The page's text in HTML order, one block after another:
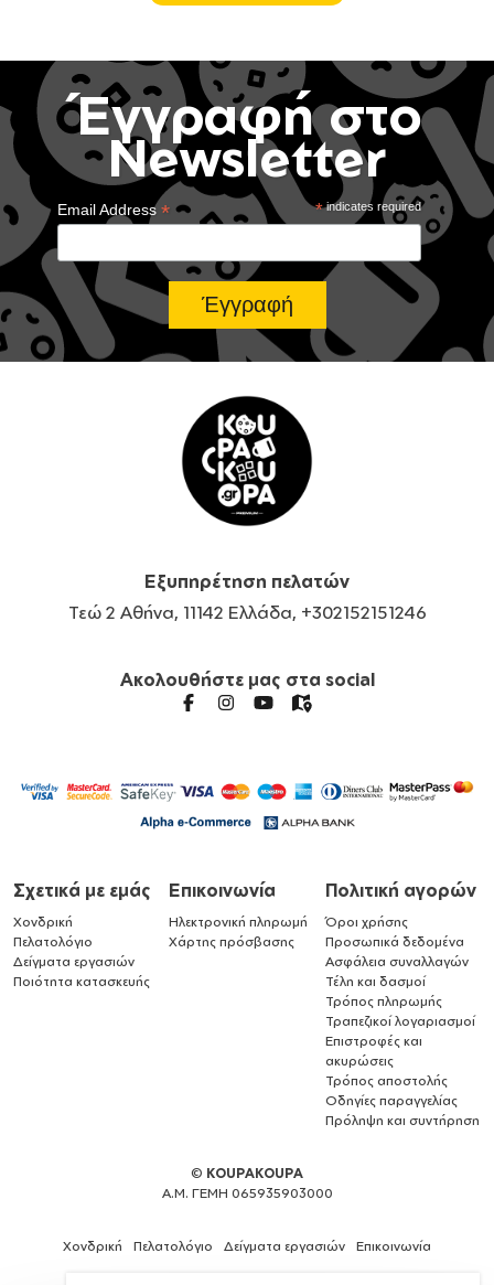
Έγγραφή στο
Newsletter
*indicates required
Email Address*
Εξυπηρέτηση πελατών
Τεώ 2 Αθήνα, 11142 Ελλάδα, +302152151246
Ακολουθήστε μας στα social
Σχετικά με εμάς
Χονδρική
Πελατολόγιο
Δείγματα εργασιών
Ποιότητα κατασκευής
Επικοινωνία
Ηλεκτρονική πληρωμή
Χάρτης πρόσβασης
Πολιτική αγορών
Όροι χρήσης
Προσωπικά δεδομένα
Ασφάλεια συναλλαγών
Τέλη και δασμοί
Τρόπος πληρωμής
Τραπεζικοί λογαριασμοί
Επιστροφές και
ακυρώσεις
Τρόπος αποστολής
Οδηγίες παραγγελίας
Πρόληψη και συντήρηση
© KOUPAKOUPA
Α.Μ. ΓΕΜΗ 065935903000
Χονδρική Πελατολόγιο Δείγματα εργασιών Επικοινωνία